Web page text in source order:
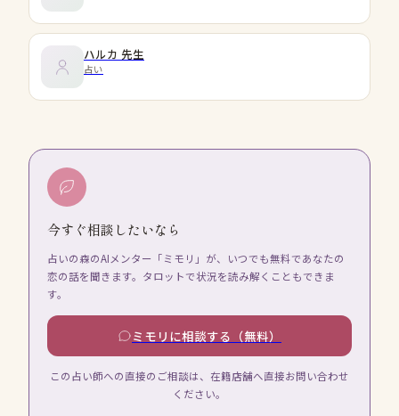
ハルカ 先生
占い
今すぐ相談したいなら
占いの森のAIメンター「ミモリ」が、いつでも無料であなたの
恋の話を聞きます。タロットで状況を読み解くこともできま
す。
ミモリに相談する（無料）
この占い師への直接のご相談は、在籍店舗へ直接お問い合わせ
ください。